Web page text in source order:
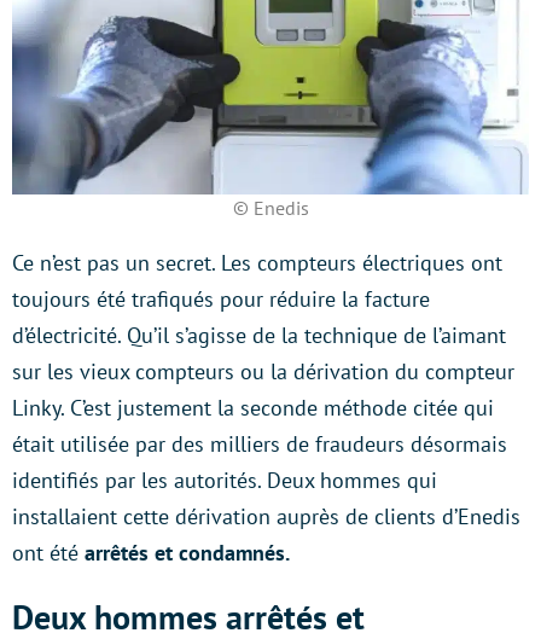
© Enedis
Ce n’est pas un secret. Les compteurs électriques ont
toujours été trafiqués pour réduire la facture
d’électricité. Qu’il s’agisse de la technique de l’aimant
sur les vieux compteurs ou la dérivation du compteur
Linky. C’est justement la seconde méthode citée qui
était utilisée par des milliers de fraudeurs désormais
identifiés par les autorités. Deux hommes qui
installaient cette dérivation auprès de clients d’Enedis
ont été arrêtés et condamnés.
Deux hommes arrêtés et